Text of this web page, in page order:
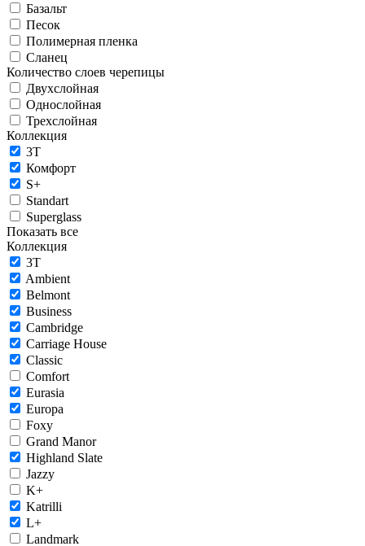
Базальт
Песок
Полимерная пленка
Сланец
Количество слоев черепицы
Двухслойная
Однослойная
Трехслойная
Коллекция
3T
Комфорт
S+
Standart
Superglass
Показать все
Коллекция
3T
Ambient
Belmont
Business
Cambridge
Carriage House
Classic
Comfort
Eurasia
Europa
Foxy
Grand Manor
Highland Slate
Jazzy
K+
Katrilli
L+
Landmark